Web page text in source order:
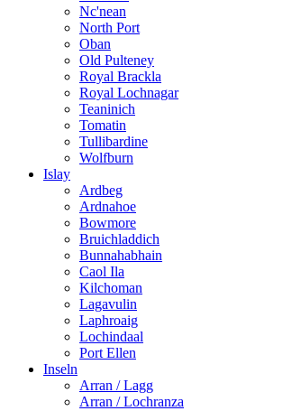
Nc'nean
North Port
Oban
Old Pulteney
Royal Brackla
Royal Lochnagar
Teaninich
Tomatin
Tullibardine
Wolfburn
Islay
Ardbeg
Ardnahoe
Bowmore
Bruichladdich
Bunnahabhain
Caol Ila
Kilchoman
Lagavulin
Laphroaig
Lochindaal
Port Ellen
Inseln
Arran / Lagg
Arran / Lochranza